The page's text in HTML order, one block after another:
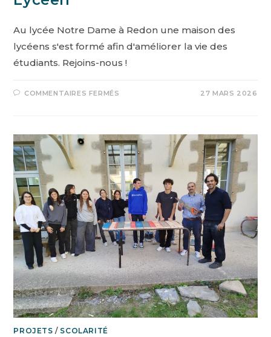
Au lycée Notre Dame à Redon une maison des
lycéens s'est formé afin d'améliorer la vie des
étudiants. Rejoins-nous !
COMMENTAIRES FERMÉS 27 MARS 2026
PROJETS / SCOLARITÉ